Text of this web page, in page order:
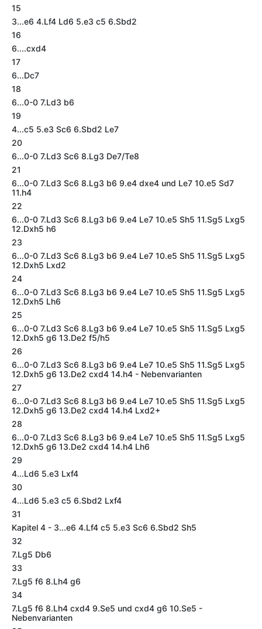
15
3...e6 4.Lf4 Ld6 5.e3 c5 6.Sbd2
16
6....cxd4
17
6...Dc7
18
6...0-0 7.Ld3 b6
19
4...c5 5.e3 Sc6 6.Sbd2 Le7
20
6...0-0 7.Ld3 Sc6 8.Lg3 De7/Te8
21
6...0-0 7.Ld3 Sc6 8.Lg3 b6 9.e4 dxe4 und Le7 10.e5 Sd7
11.h4
22
6...0-0 7.Ld3 Sc6 8.Lg3 b6 9.e4 Le7 10.e5 Sh5 11.Sg5 Lxg5
12.Dxh5 h6
23
6...0-0 7.Ld3 Sc6 8.Lg3 b6 9.e4 Le7 10.e5 Sh5 11.Sg5 Lxg5
12.Dxh5 Lxd2
24
6...0-0 7.Ld3 Sc6 8.Lg3 b6 9.e4 Le7 10.e5 Sh5 11.Sg5 Lxg5
12.Dxh5 Lh6
25
6...0-0 7.Ld3 Sc6 8.Lg3 b6 9.e4 Le7 10.e5 Sh5 11.Sg5 Lxg5
12.Dxh5 g6 13.De2 f5/h5
26
6...0-0 7.Ld3 Sc6 8.Lg3 b6 9.e4 Le7 10.e5 Sh5 11.Sg5 Lxg5
12.Dxh5 g6 13.De2 cxd4 14.h4 - Nebenvarianten
27
6...0-0 7.Ld3 Sc6 8.Lg3 b6 9.e4 Le7 10.e5 Sh5 11.Sg5 Lxg5
12.Dxh5 g6 13.De2 cxd4 14.h4 Lxd2+
28
6...0-0 7.Ld3 Sc6 8.Lg3 b6 9.e4 Le7 10.e5 Sh5 11.Sg5 Lxg5
12.Dxh5 g6 13.De2 cxd4 14.h4 Lh6
29
4...Ld6 5.e3 Lxf4
30
4...Ld6 5.e3 c5 6.Sbd2 Lxf4
31
Kapitel 4 - 3...e6 4.Lf4 c5 5.e3 Sc6 6.Sbd2 Sh5
32
7.Lg5 Db6
33
7.Lg5 f6 8.Lh4 g6
34
7.Lg5 f6 8.Lh4 cxd4 9.Se5 und cxd4 g6 10.Se5 -
Nebenvarianten